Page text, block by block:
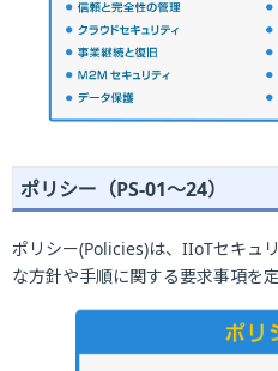
ポリシー（PS-01～24）
ポリシー(Policies)は、IIoTセキュ
な方針や手順に関する要求事項を定